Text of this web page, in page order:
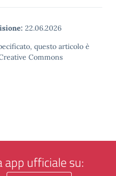
22.06.2026
questo articolo è
Commons
app ufficiale su: